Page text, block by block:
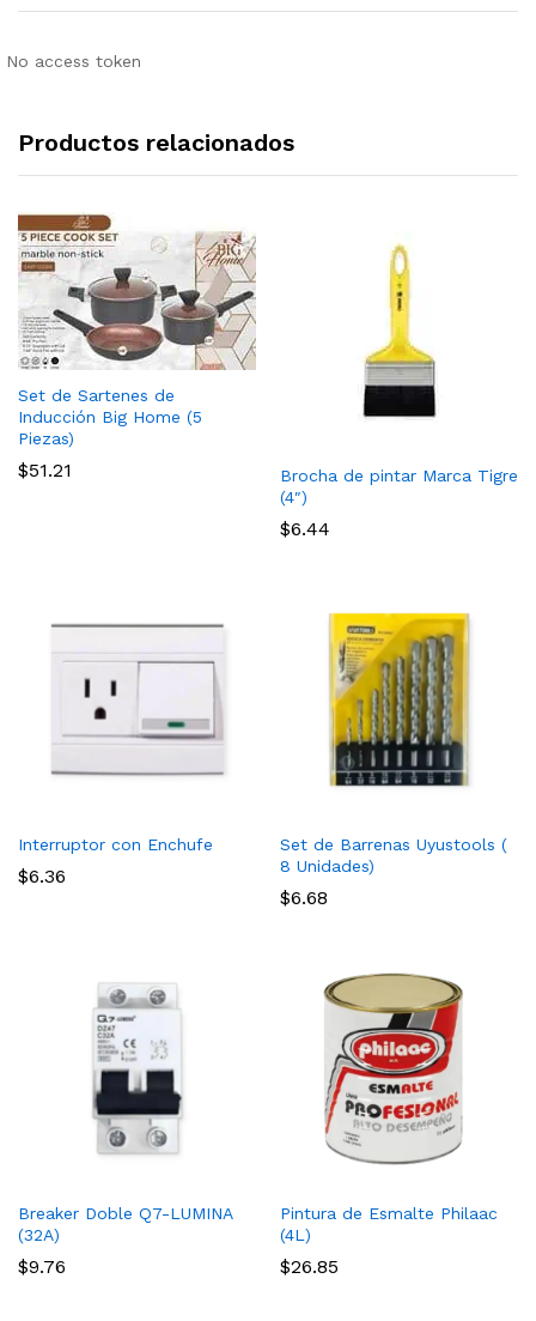
No access token
Productos relacionados
Set de Sartenes de
Inducción Big Home (5
Piezas)
$51.21
Brocha de pintar Marca Tigre
(4″)
$6.44
Interruptor con Enchufe
$6.36
Set de Barrenas Uyustools (
8 Unidades)
$6.68
Breaker Doble Q7-LUMINA
(32A)
$9.76
Pintura de Esmalte Philaac
(4L)
$26.85